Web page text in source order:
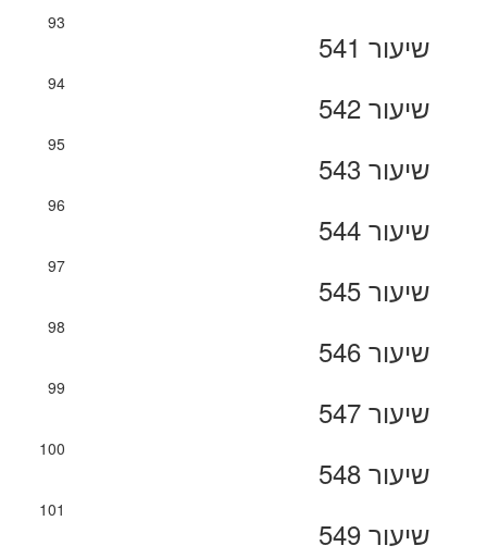
93
שיעור 541
94
שיעור 542
95
שיעור 543
96
שיעור 544
97
שיעור 545
98
שיעור 546
99
שיעור 547
100
שיעור 548
101
שיעור 549